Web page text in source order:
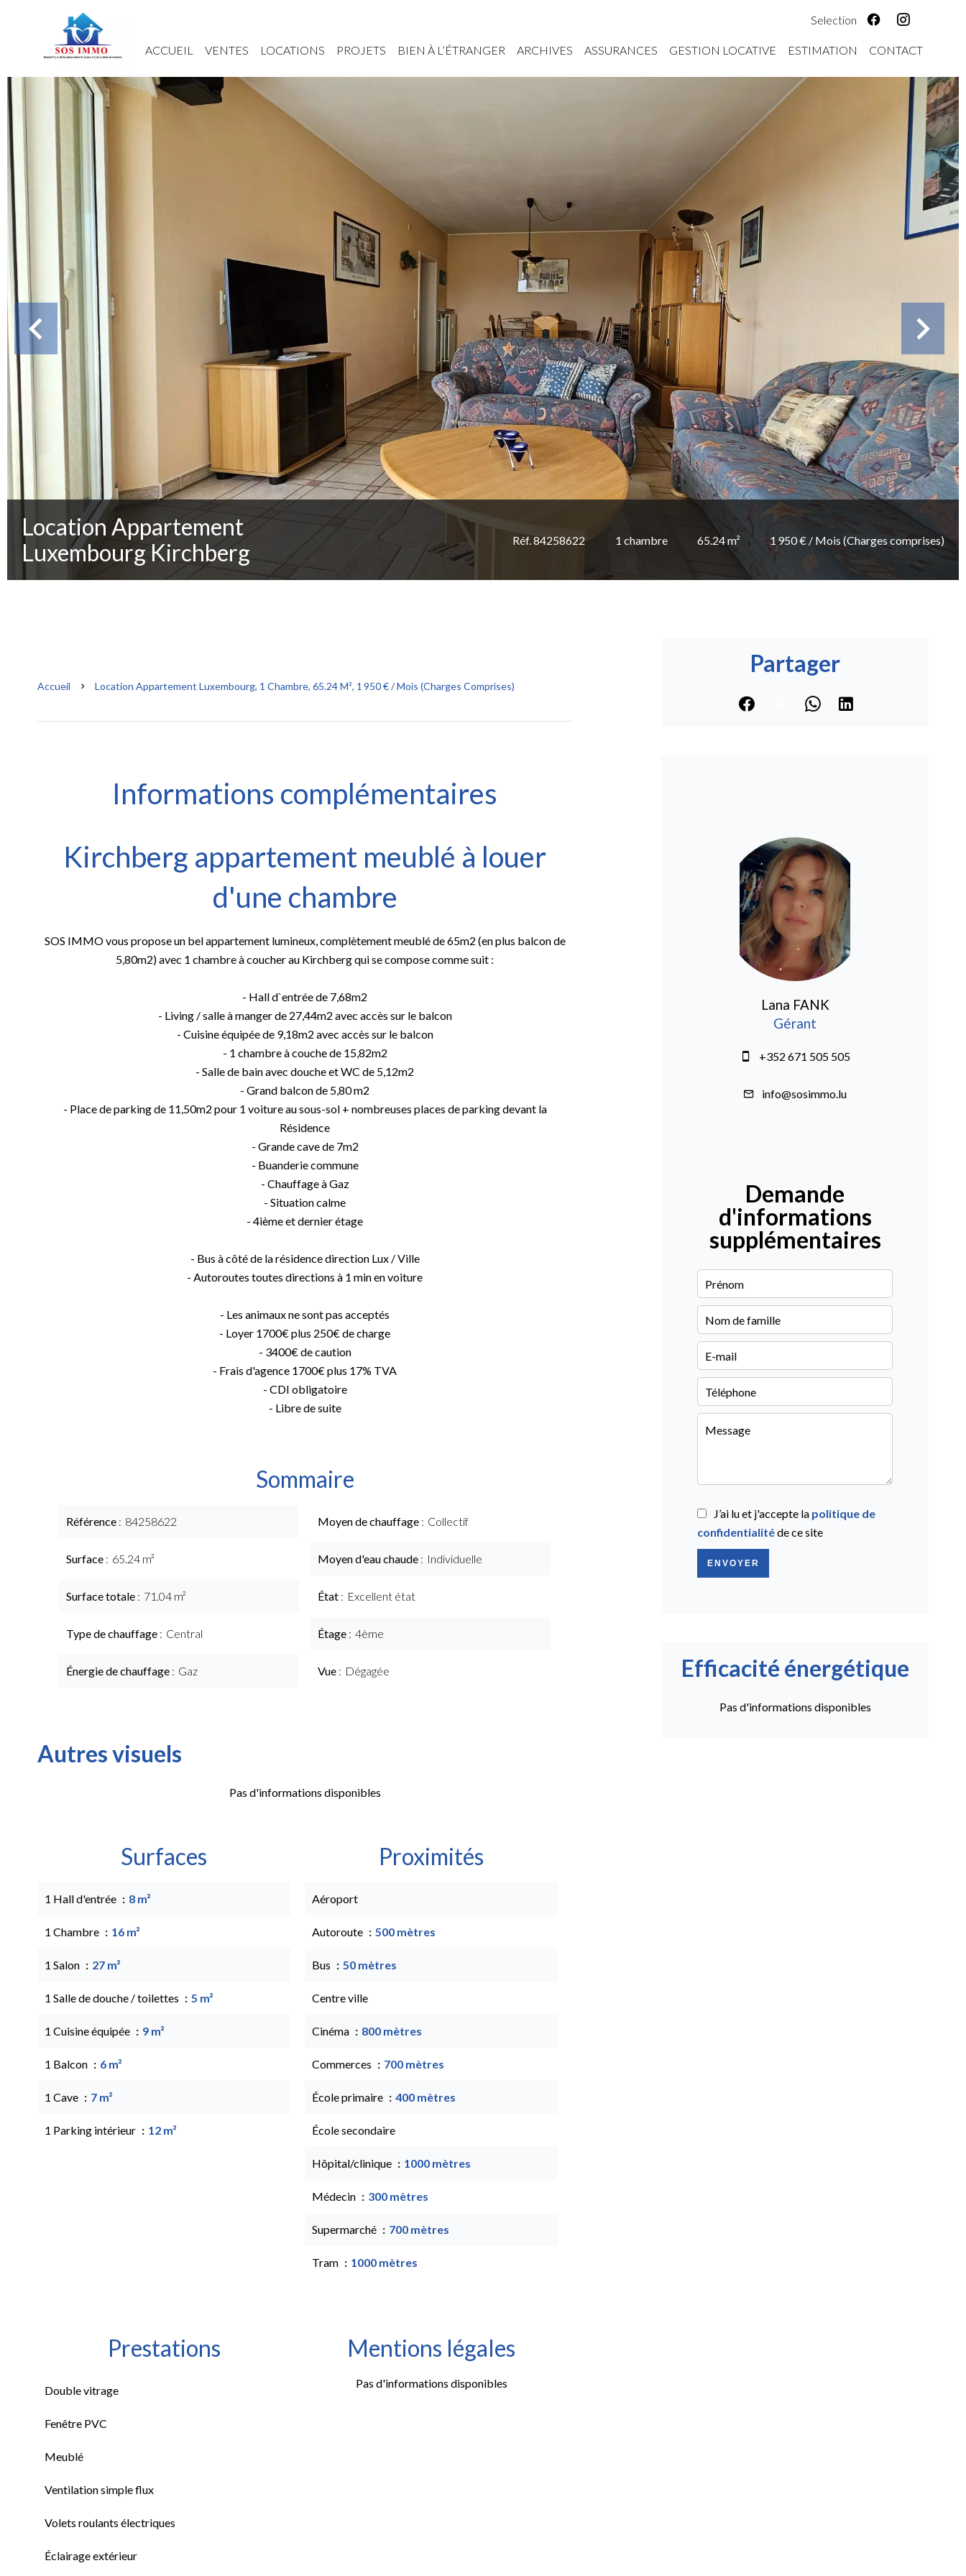
Selection
ACCUEIL VENTES LOCATIONS PROJETS BIEN À L’ÉTRANGER ARCHIVES ASSURANCES GESTION LOCATIVE ESTIMATION CONTACT
Location Appartement
Luxembourg Kirchberg
Réf. 84258622 1 chambre 65.24 m² 1 950 € / Mois (Charges comprises)
Accueil Location Appartement Luxembourg, 1 Chambre, 65.24 M², 1 950 € / Mois (Charges Comprises)
Informations complémentaires
Kirchberg appartement meublé à louer
d'une chambre
SOS IMMO vous propose un bel appartement lumineux, complètement meublé de 65m2 (en plus balcon de
5,80m2) avec 1 chambre à coucher au Kirchberg qui se compose comme suit :
- Hall d`entrée de 7,68m2
- Living / salle à manger de 27,44m2 avec accès sur le balcon
- Cuisine équipée de 9,18m2 avec accès sur le balcon
- 1 chambre à couche de 15,82m2
- Salle de bain avec douche et WC de 5,12m2
- Grand balcon de 5,80 m2
- Place de parking de 11,50m2 pour 1 voiture au sous-sol + nombreuses places de parking devant la
Résidence
- Grande cave de 7m2
- Buanderie commune
- Chauffage à Gaz
- Situation calme
- 4ième et dernier étage
- Bus à côté de la résidence direction Lux / Ville
- Autoroutes toutes directions à 1 min en voiture
- Les animaux ne sont pas acceptés
- Loyer 1700€ plus 250€ de charge
- 3400€ de caution
- Frais d'agence 1700€ plus 17% TVA
- CDI obligatoire
- Libre de suite
Sommaire
Référence 84258622
Surface 65.24 m²
Surface totale 71.04 m²
Type de chauffage Central
Énergie de chauffage Gaz
Moyen de chauffage Collectif
Moyen d'eau chaude Individuelle
État Excellent état
Étage 4ème
Vue Dégagée
Autres visuels
Pas d'informations disponibles
Surfaces
1 Hall d'entrée 8 m²
1 Chambre 16 m²
1 Salon 27 m²
1 Salle de douche / toilettes 5 m²
1 Cuisine équipée 9 m²
1 Balcon 6 m²
1 Cave 7 m²
1 Parking intérieur 12 m²
Proximités
Aéroport
Autoroute 500 mètres
Bus 50 mètres
Centre ville
Cinéma 800 mètres
Commerces 700 mètres
École primaire 400 mètres
École secondaire
Hôpital/clinique 1000 mètres
Médecin 300 mètres
Supermarché 700 mètres
Tram 1000 mètres
Prestations
Double vitrage
Fenêtre PVC
Meublé
Ventilation simple flux
Volets roulants électriques
Éclairage extérieur
Mentions légales
Pas d'informations disponibles
Partager
Lana FANK
Gérant
+352 671 505 505
info@sosimmo.lu
Demande
d'informations
supplémentaires
J’ai lu et j'accepte la politique de
confidentialitéde ce site
ENVOYER
Efficacité énergétique
Pas d'informations disponibles